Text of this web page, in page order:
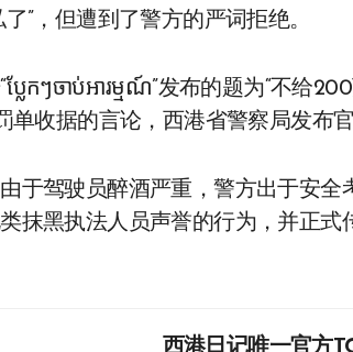
”，但遭到了警方的严词拒绝。
លែកៗចាប់អារម្មណ៍”发布的题为“不给
单收据的言论，西港省警察局发布
于驾驶员醉酒严重，警方出于安
抹黑执法人员声誉的行为，并正式
西港日记唯一官方